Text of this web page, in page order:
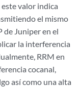
este valor indica
el mismo
de Juniper en el
la interferencia
RRM en
cocanal,
así como una alta